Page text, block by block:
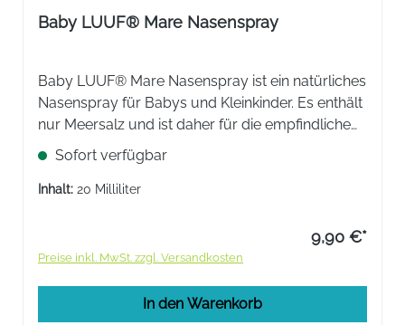
Baby LUUF® Mare Nasenspray
Baby LUUF® Mare Nasenspray ist ein natürliches
Nasenspray für Babys und Kleinkinder. Es enthält
nur Meersalz und ist daher für die empfindliche
Kindernase geeignet. Baby LUUF® Mare
Nasenspray befreit die Nase sanft und effektiv.
Sofort verfügbar
Inhalt: 20 Milliliter
9,90 €*
Preise inkl. MwSt. zzgl. Versandkosten
In den Warenkorb